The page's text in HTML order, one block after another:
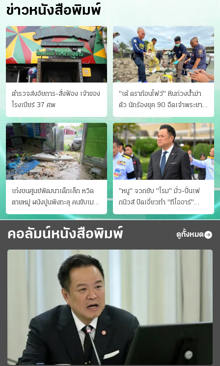
ข่าวหนังสือพิมพ์
ตำรวจส่งอัยการ-สั่งฟ้อง เจ้าของ
โรงเบียร์ 37 ศพ
"เต้ ดราก้อนไฟว์" หินถ่วงน้ำฆ่า
ตัว นักร้องยุค 90 อืดเจ้าพระยา
แฟนหาตัววุ่น เครียดธุรกิจ!
เก๋งชนศูนย์พัฒนาเด็กเล็ก หวิด
ตายหมู่ ผนังปูนพังทะลุ คนขับเมา
ยา
"หนู" จวกยับ "โรม" มั่ว-ปั่นเฟ
กนิวส์ ปัดเอี่ยวทํา "ทีโออาร์"
ต้นทางโกงสอบฉาว
คอลัมน์หนังสือพิมพ์ ดูทั้งหมด